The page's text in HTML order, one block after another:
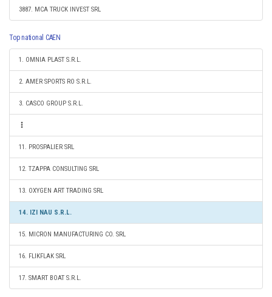
3887. MCA TRUCK INVEST SRL
Top national CAEN
1. OMNIA PLAST S.R.L.
2. AMER SPORTS RO S.R.L.
3. CASCO GROUP S.R.L.
11. PROSPALIER SRL
12. TZAPPA CONSULTING SRL
13. OXYGEN ART TRADING SRL
14. IZI NAU S.R.L.
15. MICRON MANUFACTURING CO. SRL
16. FLIKFLAK SRL
17. SMART BOAT S.R.L.